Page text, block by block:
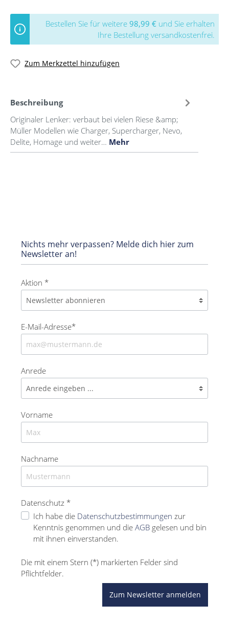
Bestellen Sie für weitere 98,99 € und Sie erhalten
Ihre Bestellung versandkostenfrei.
Zum Merkzettel hinzufügen
Beschreibung
Originaler Lenker: verbaut bei vielen Riese &amp;
Müller Modellen wie Charger, Supercharger, Nevo,
Delite, Homage und weiter… Mehr
Nichts mehr verpassen? Melde dich hier zum
Newsletter an!
Aktion *
E-Mail-Adresse*
Anrede
Vorname
Nachname
Datenschutz *
Ich habe die Datenschutzbestimmungen zur
Kenntnis genommen und die AGB gelesen und bin
mit ihnen einverstanden.
Die mit einem Stern (*) markierten Felder sind
Pflichtfelder.
Zum Newsletter anmelden